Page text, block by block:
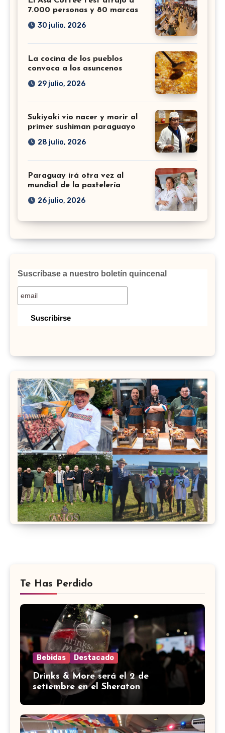
7.000 personas y 80 marcas
30 julio, 2026
La cocina de los pueblos
convoca a los asuncenos
29 julio, 2026
Sukiyaki vio nacer y morir al
primer sushiman paraguayo
28 julio, 2026
Paraguay irá otra vez al
mundial de la pastelería
26 julio, 2026
Suscríbase a nuestro boletín quincenal
Te Has Perdido
Bebidas Destacado
Drinks & More será el 2 de
setiembre en el Sheraton